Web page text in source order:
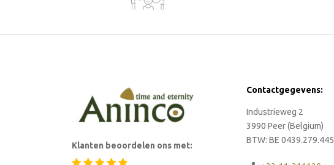
Klanten beoordelen ons met:
Contactgegevens:
Industrieweg 2
3990 Peer (Belgium)
BTW: BE 0439.279.445